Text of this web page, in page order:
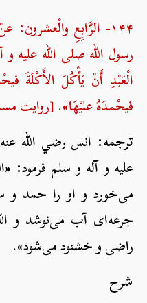
۱۴۴- الرَّابِعِ
رسول الله صلی الله علیه
الْعَبْدِ أَنْ يَأْكُلَ الأَكْلَةَ
فيحْمدَهُ عليْهَا». [روایت
ترجمه: انس رضي الله
علیه و آله و سلم فرمود:
می‌خورد و او را حمد و
جرعه‌ای آب می‌نوشد و
راضی و خشنود می‌شود».
شرح